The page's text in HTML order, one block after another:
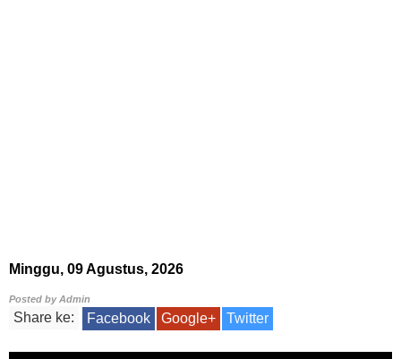
Minggu, 09 Agustus, 2026
Posted byAdmin
Share ke: Facebook Google+ Twitter